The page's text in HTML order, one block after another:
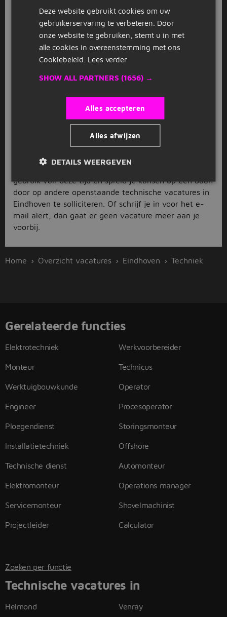
in Eindhoven zorg jij er juist voor dat
geautomatiseerde processen soepel verlopen. Banen
zoals deze en vele anderen vind je allemaal tussen de
technische vacatures in Eindhoven van Jobbird.
Binnen no-time werk in de
technische sector in Eindhoven
Een specifieke technische vacature in Eindhoven op
het oog? Solliciteer dan direct door op de
solliciteerknop te drukken. Vervolgens sturen wij je
door naar de website waar jij je persoonsgegevens,
cv en motivatiebrief kunt achterlaten. Na het
indienen van je sollicitatie duurt het vaak enkele
dagen voordat je een reactie ontvangt. Maak slim
gebruik van deze tijd en spreid je kansen op een baan
door op andere openstaande technische vacatures in
Eindhoven te solliciteren. Of schrijf je in voor het e-
mail alert, dan gaat er geen vacature meer aan je
voorbij.
Home Overzicht vacatures Eindhoven Techniek
Gerelateerde functies
Elektrotechniek
Monteur
Werktuigbouwkunde
Engineer
Ploegendienst
Installatietechniek
Technische dienst
Elektromonteur
Servicemonteur
Projectleider
Werkvoorbereider
Technicus
Operator
Procesoperator
Storingsmonteur
Offshore
Automonteur
Operations manager
Shovelmachinist
Calculator
Zoeken per functie
Technische vacatures in
Helmond Venray
Deze website gebruikt cookies om uw
gebruikerservaring te verbeteren. Door
onze website te gebruiken, stemt u in met
alle cookies in overeenstemming met ons
Cookiebeleid. Lees verder
SHOW ALL PARTNERS (1656) →
Alles accepteren
Alles afwijzen
DETAILS WEERGEVEN